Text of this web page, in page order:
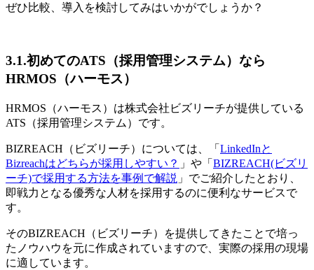
ぜひ比較、導入を検討してみはいかがでしょうか？
3.1.初めてのATS（採用管理システム）なら
HRMOS（ハーモス）
HRMOS（ハーモス）は株式会社ビズリーチが提供している
ATS（採用管理システム）です。
BIZREACH（ビズリーチ）については、「 LinkedInと
Bizreachはどちらが採用しやすい？ 」や「 BIZREACH(ビズリ
ーチ)で採用する方法を事例で解説 」でご紹介したとおり、
即戦力となる優秀な人材を採用するのに便利なサービスで
す。
そのBIZREACH（ビズリーチ）を提供してきたことで培っ
たノウハウを元に作成されていますので、実際の採用の現場
に適しています。